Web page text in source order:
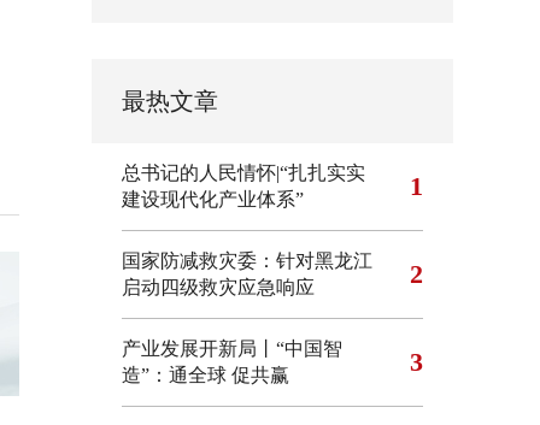
最热文章
总书记的人民情怀|“扎扎实实
建设现代化产业体系”
1
国家防减救灾委：针对黑龙江
启动四级救灾应急响应
2
产业发展开新局丨“中国智
造”：通全球 促共赢
3